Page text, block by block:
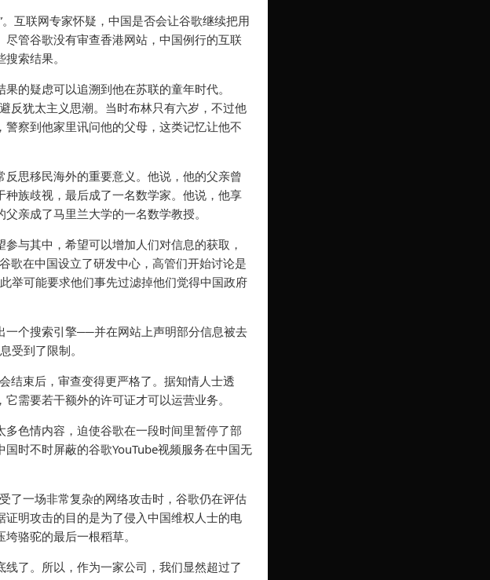
互联网专家怀疑，中国是否会让谷歌继续把用
管谷歌没有审查香港网站，中国例行的互联
索结果。
的疑虑可以追溯到他在苏联的童年时代。
反犹太主义思潮。当时布林只有六岁，不过他
察到他家里讯问他的父母，这类记忆让他不
思移民海外的重要意义。他说，他的父亲曾
族歧视，最后成了一名数学家。他说，他享
亲成了马里兰大学的一名数学教授。
与其中，希望可以增加人们对信息的获取，
歌在中国设立了研发中心，高管们开始讨论是
举可能要求他们事先过滤掉他们觉得中国政府
一个搜索引擎──并在网站上声明部分信息被去
受到了限制。
结束后，审查变得更严格了。据知情人士透
需要若干额外的许可证才可以运营业务。
色情内容，迫使谷歌在一段时间里暂停了部
时不时屏蔽的谷歌YouTube视频服务在中国无
了一场非常复杂的网络攻击时，谷歌仍在评估
明攻击的目的是为了侵入中国维权人士的电
骆驼的最后一根稻草。
了。所以，作为一家公司，我们显然超过了